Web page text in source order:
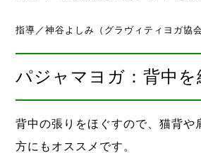
指導／神谷よしみ（グラヴィティヨガ協
パジャマヨガ：背中
背中の張りをほぐすので、猫背や
方にもオススメです。